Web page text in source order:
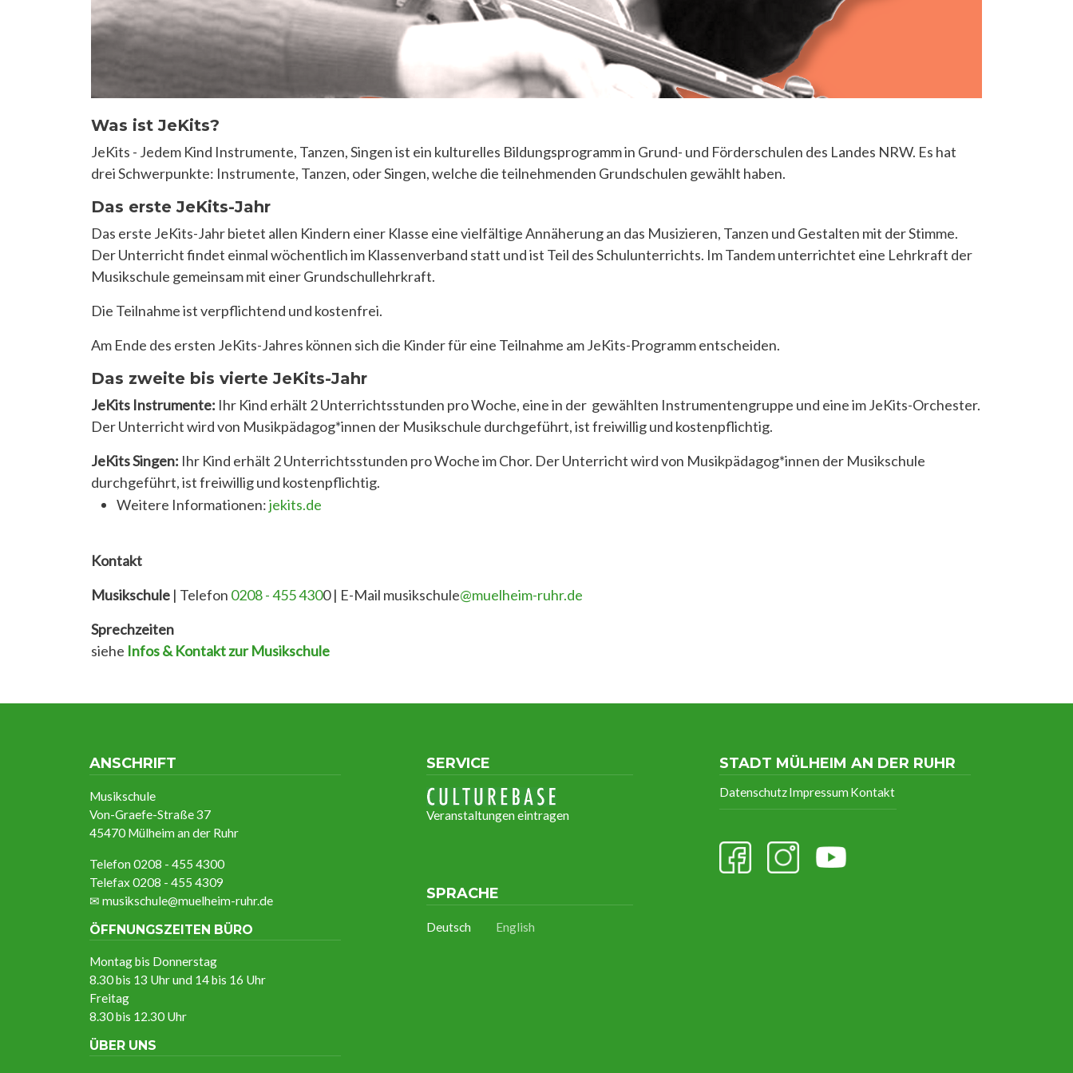
Was ist JeKits?
JeKits - Jedem Kind Instrumente, Tanzen, Singen ist ein kulturelles Bildungsprogramm in Grund- und Förderschulen des Landes NRW. Es hat
drei Schwerpunkte: Instrumente, Tanzen, oder Singen, welche die teilnehmenden Grundschulen gewählt haben.
Das erste JeKits-Jahr
Das erste JeKits-Jahr bietet allen Kindern einer Klasse eine vielfältige Annäherung an das Musizieren, Tanzen und Gestalten mit der Stimme.
Der Unterricht findet einmal wöchentlich im Klassenverband statt und ist Teil des Schulunterrichts. Im Tandem unterrichtet eine Lehrkraft der
Musikschule gemeinsam mit einer Grundschullehrkraft.
Die Teilnahme ist verpflichtend und kostenfrei.
Am Ende des ersten JeKits-Jahres können sich die Kinder für eine Teilnahme am JeKits-Programm entscheiden.
Das zweite bis vierte JeKits-Jahr
JeKits Instrumente: Ihr Kind erhält 2 Unterrichtsstunden pro Woche, eine in der gewählten Instrumentengruppe und eine im JeKits-Orchester.
Der Unterricht wird von Musikpädagog*innen der Musikschule durchgeführt, ist freiwillig und kostenpflichtig.
JeKits Singen: Ihr Kind erhält 2 Unterrichtsstunden pro Woche im Chor. Der Unterricht wird von Musikpädagog*innen der Musikschule
durchgeführt, ist freiwillig und kostenpflichtig.
Weitere Informationen:jekits.de
Kontakt
Musikschule | Telefon 0208 - 455 4300 | E-Mail musikschule@muelheim-ruhr.de
Sprechzeiten
siehe Infos & Kontakt zur Musikschule
ANSCHRIFT
Musikschule
Von-Graefe-Straße 37
45470 Mülheim an der Ruhr
Telefon 0208 - 455 4300
Telefax 0208 - 455 4309
✉ musikschule@muelheim-ruhr.de
ÖFFNUNGSZEITEN BÜRO
Montag bis Donnerstag
8.30 bis 13 Uhr und 14 bis 16 Uhr
Freitag
8.30 bis 12.30 Uhr
ÜBER UNS
SERVICE
Veranstaltungen eintragen
SPRACHE
Deutsch English
STADT MÜLHEIM AN DER RUHR
DatenschutzImpressum Kontakt